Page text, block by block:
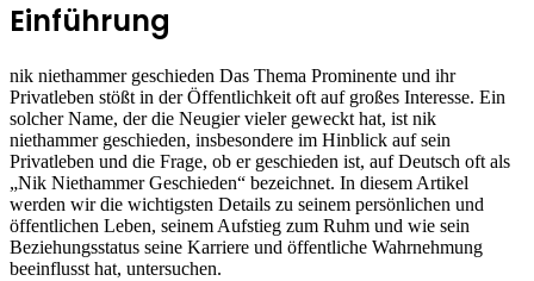
Einführung
nik niethammer geschieden Das Thema Prominente und ihr
Privatleben stößt in der Öffentlichkeit oft auf großes Interesse. Ein
solcher Name, der die Neugier vieler geweckt hat, ist nik
niethammer geschieden, insbesondere im Hinblick auf sein
Privatleben und die Frage, ob er geschieden ist, auf Deutsch oft als
„Nik Niethammer Geschieden“ bezeichnet. In diesem Artikel
werden wir die wichtigsten Details zu seinem persönlichen und
öffentlichen Leben, seinem Aufstieg zum Ruhm und wie sein
Beziehungsstatus seine Karriere und öffentliche Wahrnehmung
beeinflusst hat, untersuchen.